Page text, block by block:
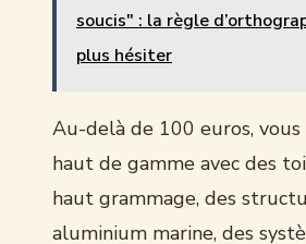
soucis" : la règle
plus hésiter
Au-delà de 100 euros,
haut de gamme avec des
haut grammage, des
aluminium marine, des